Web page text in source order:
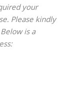
your
Please kindly
is a